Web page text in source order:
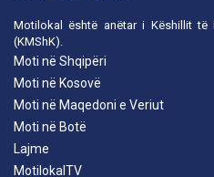
Motilokal është anëtar i Këshillit të
(KMShK).
Moti në Shqipëri
Moti në Kosovë
Moti në Maqedoni e Veriut
Moti në Botë
Lajme
MotilokalTV